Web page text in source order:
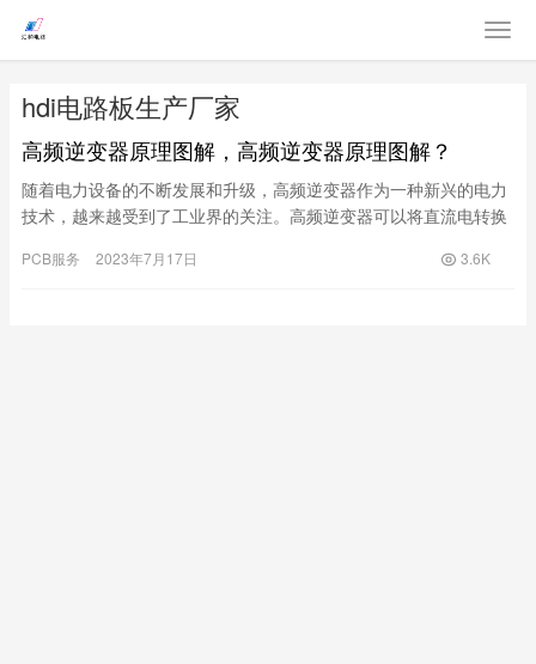
hdi电路板生产厂家
高频逆变器原理图解，高频逆变器原理图解？
随着电力设备的不断发展和升级，高频逆变器作为一种新兴的电力
技术，越来越受到了工业界的关注。高频逆变器可以将直流电转换
在一些需要高效率能量转换的
PCB服务 2023年7月17日 3.6K